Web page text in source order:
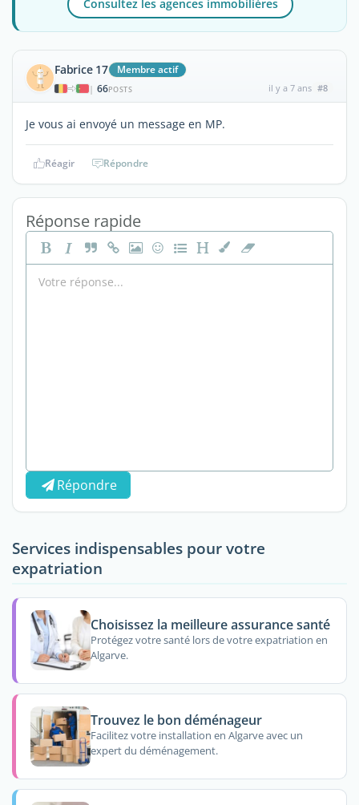
Consultez les agences immobilières
Fabrice 17 Membre actif
| 66POSTS il y a 7 ans #8
Je vous ai envoyé un message en MP.
Réagir Répondre
Réponse rapide
Répondre
Services indispensables pour votre
expatriation
Choisissez la meilleure assurance santé
Protégez votre santé lors de votre expatriation en
Algarve.
Trouvez le bon déménageur
Facilitez votre installation en Algarve avec un
expert du déménagement.